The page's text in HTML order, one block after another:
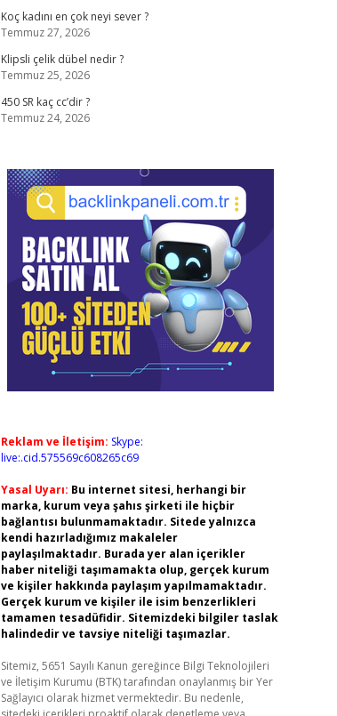
Koç kadını en çok neyi sever ?
Temmuz 27, 2026
Klipsli çelik dübel nedir ?
Temmuz 25, 2026
450 SR kaç cc’dir ?
Temmuz 24, 2026
Reklam ve İletişim: Skype:
live:.cid.575569c608265c69
Yasal Uyarı: Bu internet sitesi, herhangi bir
marka, kurum veya şahıs şirketi ile hiçbir
bağlantısı bulunmamaktadır. Sitede yalnızca
kendi hazırladığımız makaleler
paylaşılmaktadır. Burada yer alan içerikler
haber niteliği taşımamakta olup, gerçek kurum
ve kişiler hakkında paylaşım yapılmamaktadır.
Gerçek kurum ve kişiler ile isim benzerlikleri
tamamen tesadüfidir. Sitemizdeki bilgiler taslak
halindedir ve tavsiye niteliği taşımazlar.
Sitemiz, 5651 Sayılı Kanun gereğince Bilgi Teknolojileri
ve İletişim Kurumu (BTK) tarafından onaylanmış bir Yer
Sağlayıcı olarak hizmet vermektedir. Bu nedenle,